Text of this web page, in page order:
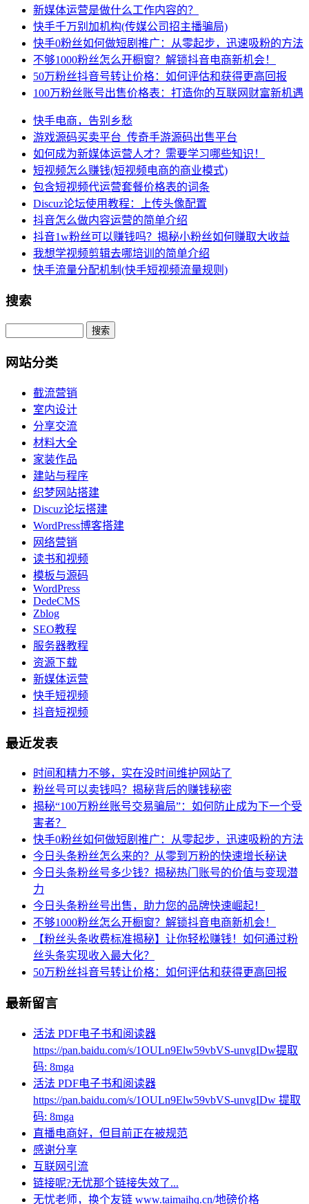
新媒体运营是做什么工作内容的？
快手千万别加机构(传媒公司招主播骗局)
快手0粉丝如何做短剧推广：从零起步，迅速吸粉的方法
不够1000粉丝怎么开橱窗？解锁抖音电商新机会！
50万粉丝抖音号转让价格：如何评估和获得更高回报
100万粉丝账号出售价格表：打造你的互联网财富新机遇
快手电商，告别乡愁
游戏源码买卖平台_传奇手游源码出售平台
如何成为新媒体运营人才？需要学习哪些知识！
短视频怎么赚钱(短视频电商的商业模式)
包含短视频代运营套餐价格表的词条
Discuz论坛使用教程：上传头像配置
抖音怎么做内容运营的简单介绍
抖音1w粉丝可以赚钱吗？揭秘小粉丝如何赚取大收益
我想学视频剪辑去哪培训的简单介绍
快手流量分配机制(快手短视频流量规则)
搜索
网站分类
截流营销
室内设计
分享交流
材料大全
家装作品
建站与程序
织梦网站搭建
Discuz论坛搭建
WordPress博客搭建
网络营销
读书和视频
模板与源码
WordPress
DedeCMS
Zblog
SEO教程
服务器教程
资源下载
新媒体运营
快手短视频
抖音短视频
最近发表
时间和精力不够，实在没时间维护网站了
粉丝号可以卖钱吗？揭秘背后的赚钱秘密
揭秘“100万粉丝账号交易骗局”：如何防止成为下一个受
害者？
快手0粉丝如何做短剧推广：从零起步，迅速吸粉的方法
今日头条粉丝怎么来的？从零到万粉的快速增长秘诀
今日头条粉丝号多少钱？揭秘热门账号的价值与变现潜
力
今日头条粉丝号出售，助力您的品牌快速崛起！
不够1000粉丝怎么开橱窗？解锁抖音电商新机会！
【粉丝头条收费标准揭秘】让你轻松赚钱！如何通过粉
丝头条实现收入最大化？
50万粉丝抖音号转让价格：如何评估和获得更高回报
最新留言
活法 PDF电子书和阅读器
https://pan.baidu.com/s/1OULn9Elw59vbVS-unvgIDw提取
码: 8mga
活法 PDF电子书和阅读器
https://pan.baidu.com/s/1OULn9Elw59vbVS-unvgIDw 提取
码: 8mga
直播电商好，但目前正在被规范
感谢分享
互联网引流
链接呢?无忧那个链接失效了...
无忧老师，换个友链 www.taimaihq.cn/地磅价格